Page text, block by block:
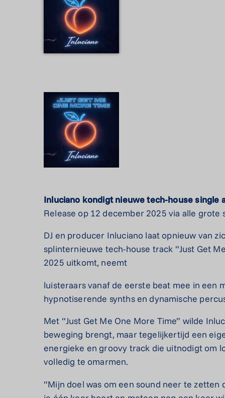
Inluciano kondigt nieuwe tech-house single
Release op 12 december 2025 via alle
DJ en producer Inluciano laat opnieuw van
splinternieuwe tech-house track “Just Get
2025 uitkomt, neemt
luisteraars vanaf de eerste beat mee in een
hypnotiserende synths en dynamische
Met “Just Get Me One More Time” wilde
beweging brengt, maar tegelijkertijd een
energieke en groovy track die uitnodigt om
volledig te omarmen.
“Mijn doel was om een sound neer te zetten